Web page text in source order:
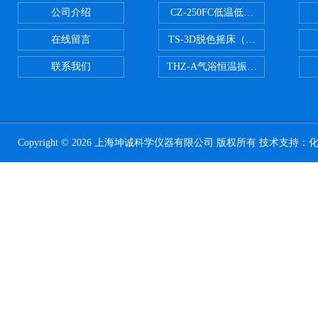
公司介绍
在线留言
联系我们
CZ-250FC低温低湿种子储藏柜
TS-3D脱色摇床（三维运动）
THZ-A气浴恒温振荡器
Copyright © 2026 上海坤诚科学仪器有限公司 版权所有 技术支持：